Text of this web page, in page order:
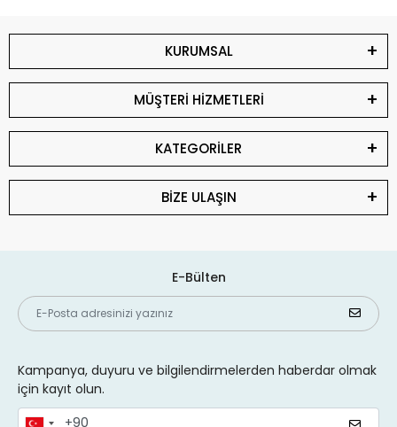
KURUMSAL
MÜŞTERİ HİZMETLERİ
KATEGORİLER
BİZE ULAŞIN
E-Bülten
Kampanya, duyuru ve bilgilendirmelerden haberdar olmak
için kayıt olun.